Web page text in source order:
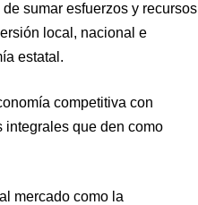
sumar esfuerzos y recursos
local, nacional e
estatal.
competitiva con
integrales que den como
mercado como la